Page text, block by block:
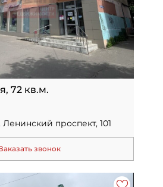
72 кв.м.
проспект, 101
звонок